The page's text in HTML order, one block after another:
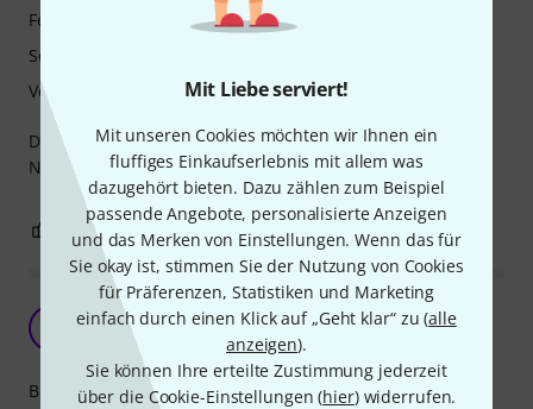
Mit Liebe serviert!
Mit unseren Cookies möchten wir Ihnen ein
fluffiges Einkaufserlebnis mit allem was
dazugehört bieten. Dazu zählen zum Beispiel
passende Angebote, personalisierte Anzeigen
und das Merken von Einstellungen. Wenn das für
Sie okay ist, stimmen Sie der Nutzung von Cookies
für Präferenzen, Statistiken und Marketing
einfach durch einen Klick auf „Geht klar“ zu (alle
anzeigen).
Sie können Ihre erteilte Zustimmung jederzeit
über die Cookie-Einstellungen (hier) widerrufen.
Der Amp ist einfach nur geil! Liebe den Druck und das
Noise Gate…
Features
Sound
Verarbeitung
BEWERTUNG MELDEN
Grandios
Zwidawurzn 24.11.2024
Bedienung